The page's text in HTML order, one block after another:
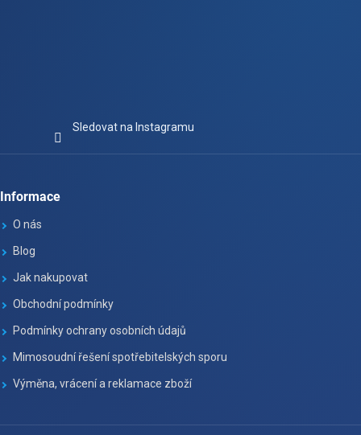
Sledovat na Instagramu
Informace
O nás
Blog
Jak nakupovat
Obchodní podmínky
Podmínky ochrany osobních údajů
Mimosoudní řešení spotřebitelských sporu
Výměna, vrácení a reklamace zboží